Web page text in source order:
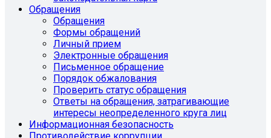
Обращения
Обращения
Формы обращений
Личный прием
Электронные обращения
Письменное обращение
Порядок обжалования
Проверить статус обращения
Ответы на обращения, затрагивающие
интересы неопределенного круга лиц
Информационная безопасность